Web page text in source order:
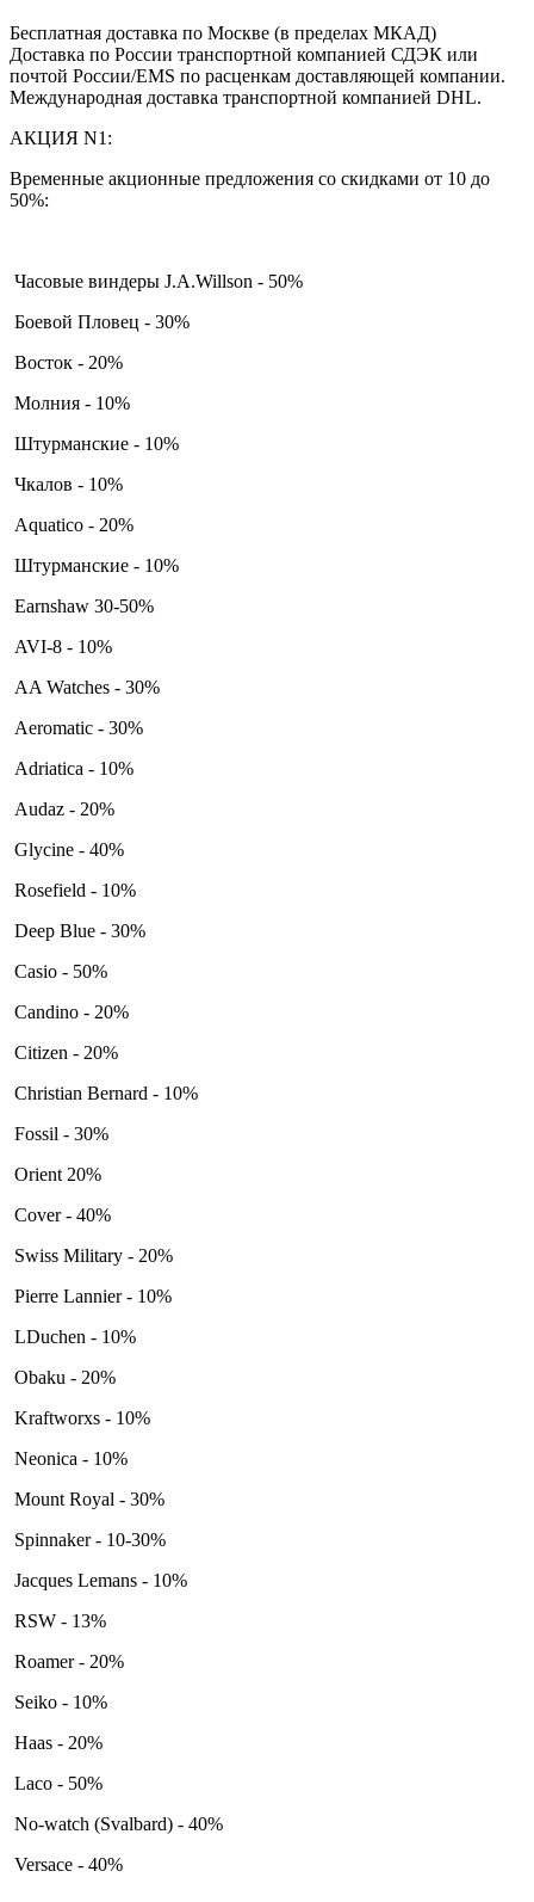
Бесплатная доставка по Москве (в пределах МКАД)
Доставка по России транспортной компанией СДЭК или
почтой России/EMS по расценкам доставляющей компании.
Международная доставка транспортной компанией DHL.
АКЦИЯ N1:
Временные акционные предложения со скидками от 10 до
50%:
Часовые виндеры J.A.Willson - 50%
Боевой Пловец - 30%
Восток - 20%
Молния - 10%
Штурманские - 10%
Чкалов - 10%
Aquatico - 20%
Штурманские - 10%
Earnshaw 30-50%
AVI-8 - 10%
AA Watches - 30%
Aeromatic - 30%
Adriatica - 10%
Audaz - 20%
Glycine - 40%
Rosefield - 10%
Deep Blue - 30%
Casio - 50%
Candino - 20%
Citizen - 20%
Christian Bernard - 10%
Fossil - 30%
Orient 20%
Cover - 40%
Swiss Military - 20%
Pierre Lannier - 10%
LDuchen - 10%
Obaku - 20%
Kraftworxs - 10%
Neonica - 10%
Mount Royal - 30%
Spinnaker - 10-30%
Jacques Lemans - 10%
RSW - 13%
Roamer - 20%
Seiko - 10%
Haas - 20%
Laco - 50%
No-watch (Svalbard) - 40%
Versace - 40%